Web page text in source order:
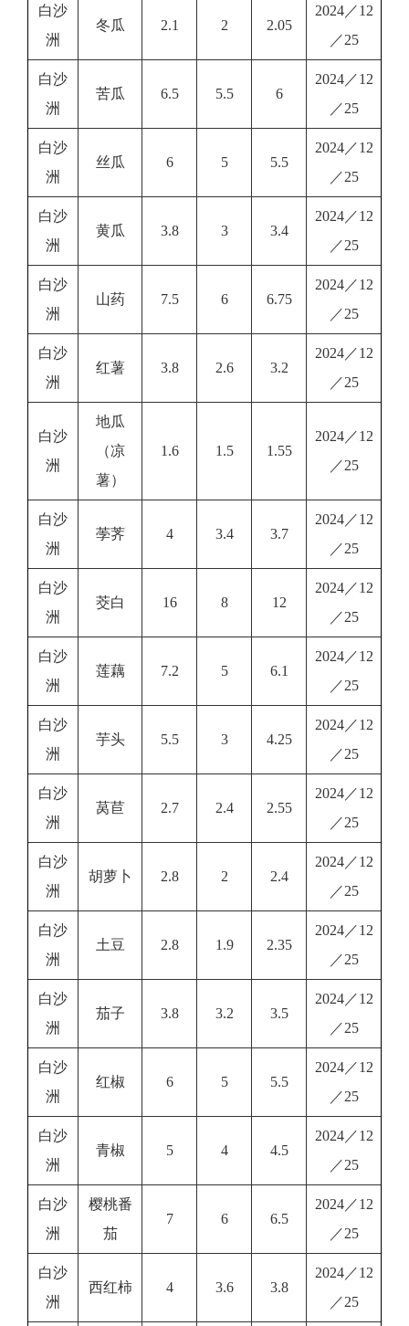
白沙
洲
冬瓜 2.1 2 2.05
2024／12
／25
白沙
洲
苦瓜 6.5 5.5 6
2024／12
／25
白沙
洲
丝瓜 6 5 5.5
2024／12
／25
白沙
洲
黄瓜 3.8 3 3.4
2024／12
／25
白沙
洲
山药 7.5 6 6.75
2024／12
／25
白沙
洲
红薯 3.8 2.6 3.2
2024／12
／25
白沙
洲
地瓜
（凉
薯）
1.6 1.5 1.55
2024／12
／25
白沙
洲
荸荠 4 3.4 3.7
2024／12
／25
白沙
洲
茭白 16 8 12
2024／12
／25
白沙
洲
莲藕 7.2 5 6.1
2024／12
／25
白沙
洲
芋头 5.5 3 4.25
2024／12
／25
白沙
洲
莴苣 2.7 2.4 2.55
2024／12
／25
白沙
洲
胡萝卜 2.8 2 2.4
2024／12
／25
白沙
洲
土豆 2.8 1.9 2.35
2024／12
／25
白沙
洲
茄子 3.8 3.2 3.5
2024／12
／25
白沙
洲
红椒 6 5 5.5
2024／12
／25
白沙
洲
青椒 5 4 4.5
2024／12
／25
白沙
洲
樱桃番
茄
7 6 6.5
2024／12
／25
白沙
洲
西红柿 4 3.6 3.8
2024／12
／25